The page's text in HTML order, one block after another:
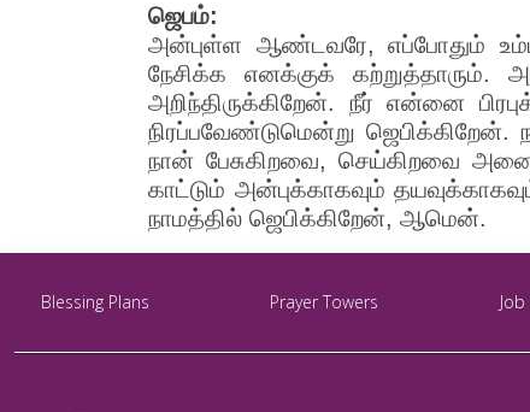
ஜெபம்:
அன்புள்ள ஆண்டவரே, எப்போதும்
நேசிக்க எனக்குக்
அறிந்திருக்கிறேன். நீர் என்னை
நிரப்பவேண்டுமென்று ஜெபிக்கிறேன்.
நான் பேசுகிறவை, செய்கிறவை
காட்டும் அன்புக்காகவும்
நாமத்தில் ஜெபிக்கிறேன், ஆமென்.
Blessing Plans Prayer Towers